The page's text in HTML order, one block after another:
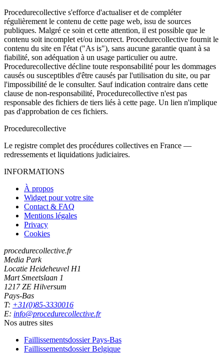
Procedurecollective s'efforce d'actualiser et de compléter
régulièrement le contenu de cette page web, issu de sources
publiques. Malgré ce soin et cette attention, il est possible que le
contenu soit incomplet et/ou incorrect. Procedurecollective fournit le
contenu du site en l'état ("As is"), sans aucune garantie quant à sa
fiabilité, son adéquation à un usage particulier ou autre.
Procedurecollective décline toute responsabilité pour les dommages
causés ou susceptibles d'être causés par l'utilisation du site, ou par
l'impossibilité de le consulter. Sauf indication contraire dans cette
clause de non-responsabilité, Procedurecollective n'est pas
responsable des fichiers de tiers liés à cette page. Un lien n'implique
pas d'approbation de ces fichiers.
Procedurecollective
Le registre complet des procédures collectives en France —
redressements et liquidations judiciaires.
INFORMATIONS
À propos
Widget pour votre site
Contact & FAQ
Mentions légales
Privacy
Cookies
procedurecollective.fr
Media Park
Locatie Heideheuvel H1
Mart Smeetslaan 1
1217 ZE Hilversum
Pays-Bas
T: +31(0)85-3330016
E: info@procedurecollective.fr
Nos autres sites
Faillissementsdossier Pays-Bas
Faillissementsdossier Belgique